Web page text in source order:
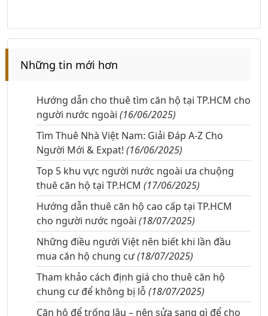
Những tin mới hơn
Hướng dẫn cho thuê tìm căn hộ tại TP.HCM cho
người nước ngoài (16/06/2025)
Tìm Thuê Nhà Việt Nam: Giải Đáp A-Z Cho
Người Mới & Expat! (16/06/2025)
Top 5 khu vực người nước ngoài ưa chuộng
thuê căn hộ tại TP.HCM (17/06/2025)
Hướng dẫn thuê căn hộ cao cấp tại TP.HCM
cho người nước ngoài (18/07/2025)
Những điều người Việt nên biết khi lần đầu
mua căn hộ chung cư(18/07/2025)
Tham khảo cách định giá cho thuê căn hộ
chung cư để không bị lỗ (18/07/2025)
Căn hộ để trống lâu – nên sửa sang gì để cho